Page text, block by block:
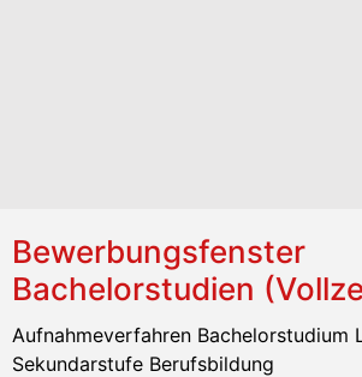
Bewerbungsfenster
Bachelorstudien
Aufnahmeverfahren Bachelorstudium
Sekundarstufe Berufsbildung